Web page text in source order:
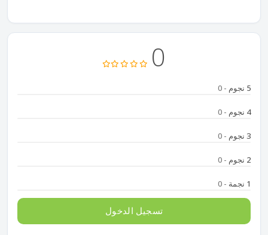
0
5 نجوم - 0
4 نجوم - 0
3 نجوم - 0
2 نجوم - 0
1 نجمة - 0
تسجيل الدخول